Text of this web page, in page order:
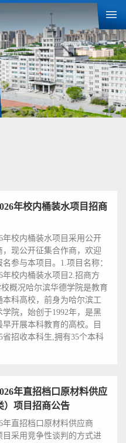
年校内桶装水项目招商
年校内桶装水项目采用公开
现公开征集合作商，欢迎
参与本项目。1.项目名称：
年校内桶装水项目2.招商方
概况哈尔滨华德学院是教育
科高校，前身为哈尔滨工
院，始创于1992年，是黑
开展本科教育的高校。目
省招收本科生,拥有35个本科
年直招档口原材料供应
）项目招商公告
年直招档口原材料供应商
目采用竞争性谈判的方式进